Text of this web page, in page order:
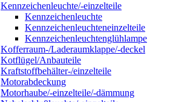
Kennzeichenleuchte/-einzelteile
Kennzeichenleuchte
Kennzeichenleuchteneinzelteile
Kennzeichenleuchtenglühlampe
Kofferraum-/Laderaumklappe/-deckel
Kotflügel/Anbauteile
Kraftstoffbehälter-/einzelteile
Motorabdeckung
Motorhaube/-einzelteile/-dämmung